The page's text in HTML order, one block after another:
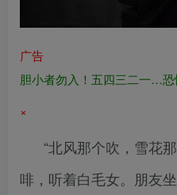
广告
胆小者勿入！五四三二一…恐
×
“北风那个吹，雪花
啡，听着白毛女。朋友